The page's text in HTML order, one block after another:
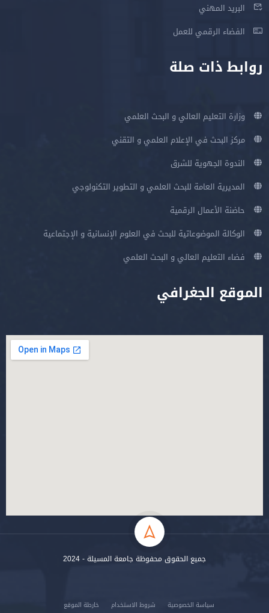
البريد المهني
الفضاء الرقمي للعمل
روابط ذات صلة
وزارة التعليم العالي و البحث العلمي
مركز البحث في الإعلام العلمي و التقني
الندوة الجهوية للشرق
المديرية العامة للبحث العلمي و التطوير التكنولوجي
حاضنة الأعمال الرقمية
الوكالة الموضوعاتية للبحث في العلوم الإنسانية و الإجتماعية
فضاء التعليم العالي و البحث العلمي
الموقع الجغرافي
جميع الحقوق محفوظة جامعة المسيلة - 2024
سياسة الخصوصية شروط الاستخدام خارطة الموقع